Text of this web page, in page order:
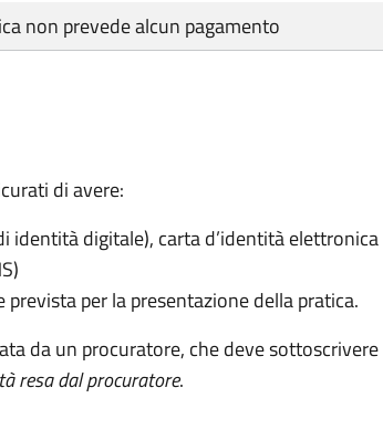
non prevede alcun pagamento
di avere:
identità digitale), carta d’identità elettronica
per la presentazione della pratica.
da un procuratore, che deve
resa dal procuratore.